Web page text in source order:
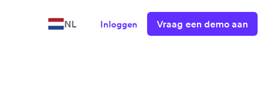
NL Inloggen Vraag een demo aan